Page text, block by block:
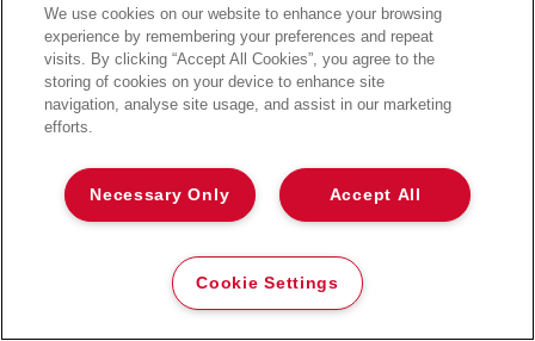
VÍCE O PRODUKTU
KDE NAKOUPIT
Dárek: úložná krabice
We use cookies on our website to enhance your browsing
experience by remembering your preferences and repeat
visits. By clicking “Accept All Cookies”, you agree to the
storing of cookies on your device to enhance site
navigation, analyse site usage, and assist in our marketing
efforts.
Accept All
Necessary Only
Cookie Settings